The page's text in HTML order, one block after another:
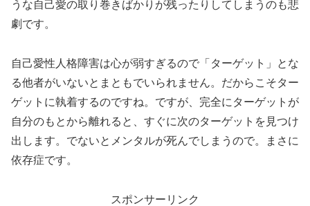
うな自己愛の取り巻きばかりが残ったりしてしまうのも悲
劇です。
自己愛性人格障害は心が弱すぎるので「ターゲット」とな
る他者がいないとまともでいられません。だからこそター
ゲットに執着するのですね。ですが、完全にターゲットが
自分のもとから離れると、すぐに次のターゲットを見つけ
出します。でないとメンタルが死んでしまうので。まさに
依存症です。
スポンサーリンク